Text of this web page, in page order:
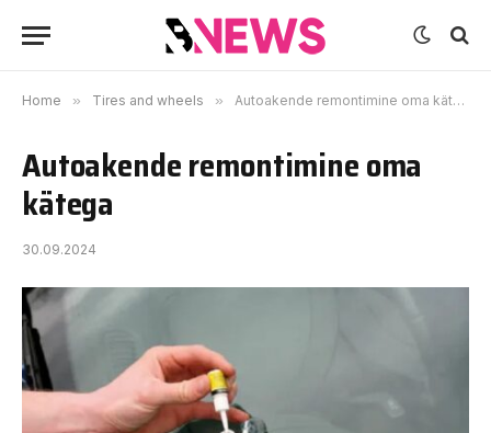
Home » Tires and wheels » Autoakende remontimine oma kätega
Autoakende remontimine oma
kätega
30.09.2024